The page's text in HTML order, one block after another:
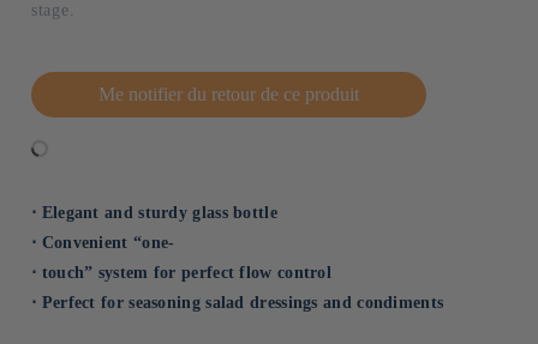
stage.
Me notifier du retour de ce produit
⋅ Elegant and sturdy glass bottle
⋅ Convenient “one-
⋅ touch” system for perfect flow control
⋅ Perfect for seasoning salad dressings and condiments